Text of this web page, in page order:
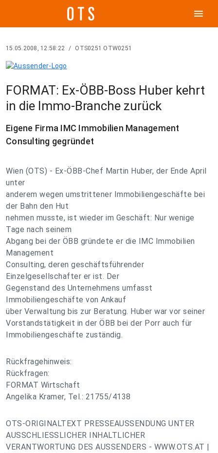
menu
15.05.2008, 12:58:22 / OTS0251 OTW0251
FORMAT: Ex-ÖBB-Boss Huber kehrt
in die Immo-Branche zurück
Eigene Firma IMC Immobilien Management
Consulting gegründet
Wien (OTS) - Ex-ÖBB-Chef Martin Huber, der Ende April
unter
anderem wegen umstrittener Immobiliengeschäfte bei
der Bahn den Hut
nehmen musste, ist wieder im Geschäft: Nur wenige
Tage nach seinem
Abgang bei der ÖBB gründete er die IMC Immobilien
Management
Consulting, deren geschäftsführender
Einzelgesellschafter er ist. Der
Gegenstand des Unternehmens umfasst
Immobiliengeschäfte von Ankauf
über Verwaltung bis zur Beratung. Huber war vor seiner
Vorstandstätigkeit in der ÖBB bei der Porr auch für
Immobiliengeschäfte zuständig.
Rückfragehinweis:
Rückfragen:
FORMAT Wirtschaft
Angelika Kramer, Tel.: 21755/4138
OTS-ORIGINALTEXT PRESSEAUSSENDUNG UNTER
AUSSCHLIESSLICHER INHALTLICHER
VERANTWORTUNG DES AUSSENDERS - WWW.OTS.AT |